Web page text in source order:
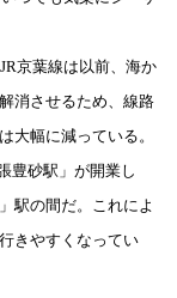
京葉線は以前、海か
消させるため、線路
大幅に減っている。
豊砂駅」が開業し
駅の間だ。これによ
きやすくなってい